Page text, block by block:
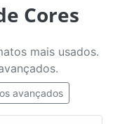
Cores
mais usados.
avançados